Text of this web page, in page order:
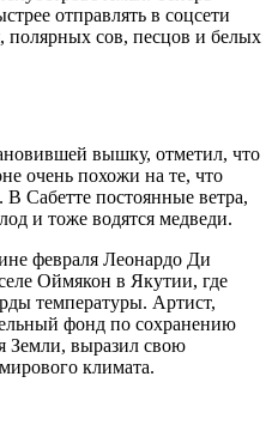
отправлять в соцсети
полярных сов, песцов и белых
вышку, отметил, что
очень похожи на те, что
Сабетте постоянные ветра,
и тоже водятся медведи.
февраля Леонардо Ди
Оймякон в Якутии, где
температуры. Артист,
фонд по сохранению
Земли, выразил свою
климата.